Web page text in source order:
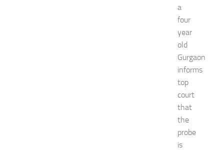
a
four
year
old
Gurgaon
informs
top
court
that
the
probe
is